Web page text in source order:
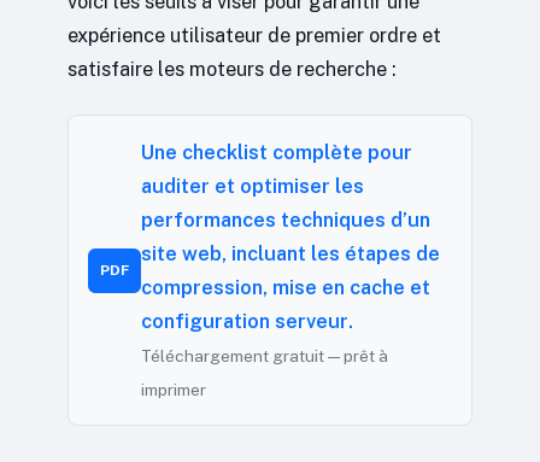
expérience utilisateur de premier ordre et
satisfaire les moteurs de recherche :
PDF
Une checklist complète pour
auditer et optimiser les
performances techniques d’un
site web, incluant les étapes de
compression, mise en cache et
configuration serveur.
Téléchargement gratuit — prêt à
imprimer